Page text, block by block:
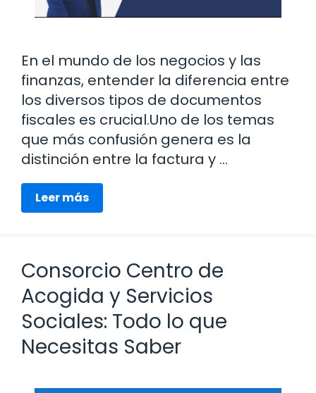
En el mundo de los negocios y las
finanzas, entender la diferencia entre
los diversos tipos de documentos
fiscales es crucial.Uno de los temas
que más confusión genera es la
distinción entre la factura y …
Leer más
Consorcio Centro de
Acogida y Servicios
Sociales: Todo lo que
Necesitas Saber